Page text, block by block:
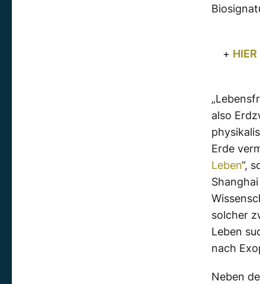
+ HIER
also
Erde
Leben“,
solcher
Leben
nach
Neben